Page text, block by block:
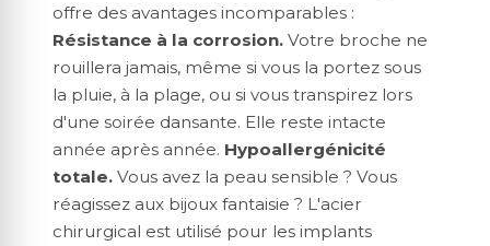
offre des avantages incomparables :
Résistance à la corrosion. Votre broche ne
rouillera jamais, même si vous la portez sous
la pluie, à la plage, ou si vous transpirez lors
d'une soirée dansante. Elle reste intacte
année après année. Hypoallergénicité
totale. Vous avez la peau sensible ? Vous
réagissez aux bijoux fantaisie ? L'acier
chirurgical est utilisé pour les implants